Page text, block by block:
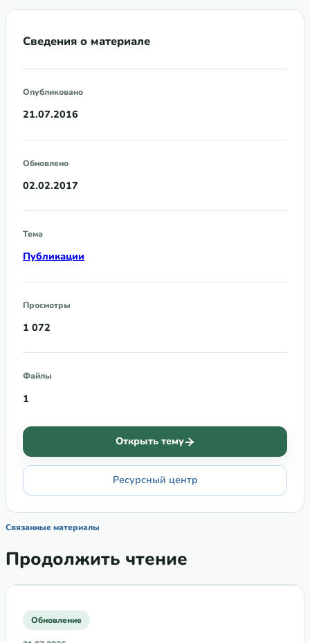
Сведения о материале
Опубликовано
21.07.2016
Обновлено
02.02.2017
Тема
Публикации
Просмотры
1 072
Файлы
1
Открыть тему
Ресурсный центр
Связанные материалы
Продолжить чтение
Обновление